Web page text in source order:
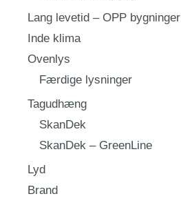
Lang levetid – OPP bygninger
Inde klima
Ovenlys
Færdige lysninger
Tagudhæng
SkanDek
SkanDek – GreenLine
Lyd
Brand